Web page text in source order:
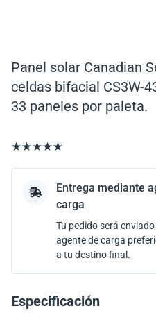
Panel solar Canadian
celdas bifacial CS3W-
33 paneles por paleta.
Entrega mediante
carga
Tu pedido será
agente de carga
a tu destino final.
Especificación